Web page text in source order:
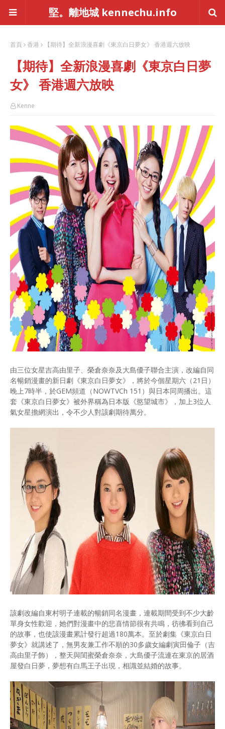
堅。離地城 kennechu.info
首頁 香港 【期待】全新浪漫喜劇《東京白日夢女》 香港週六放映
【期待】全新浪漫喜劇《東京白日夢
女》 香港週六放映
Kenne
由三位女星吉高由里子、榮倉奈奈及大島優子聯合主演，改編自同
名暢銷漫畫的新日劇《東京白日夢女》，將於今個星期六（21日）
晚上7時半，於GEM頻道（NOWTVCh 151）與日本同周播出。這
套《東京白日夢女》被外界稱為日本版《慾望城市》，加上3位人
氣女星擔網演出，令不少人對該劇期待萬分。
該劇改編自東村明子連載的暢銷同名漫畫，連載期間受到不少大齡
單身女性歡迎，她們對漫畫中的悲喜情節很有共鳴，彷彿看到自己
的故事，也使該漫畫累計發行超過180萬本。至於劇集《東京白日
夢女》就講述了，無男友兼工作不順的30多歲女編劇寅田倫子（吉
高由里子飾），整天與閨蜜榮倉奈奈，大島優子流連在東京的居酒
屋發白日夢，夢想有白馬王子出現，相識並結婚的故事。